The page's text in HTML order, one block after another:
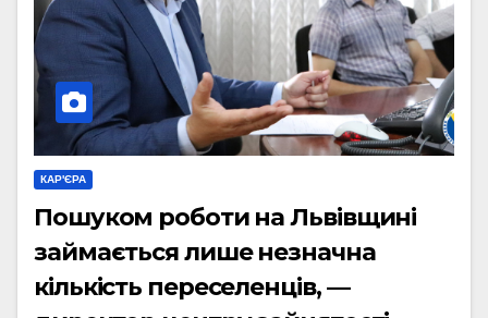
КАР'ЄРА
Пошуком роботи на Львівщині
займається лише незначна
кількість переселенців, —